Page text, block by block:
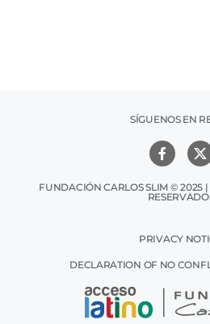
SÍGUENOS EN
FUNDACIÓN CARLOS SLIM © 2025 |
PRIVACY
DECLARATION OF NO